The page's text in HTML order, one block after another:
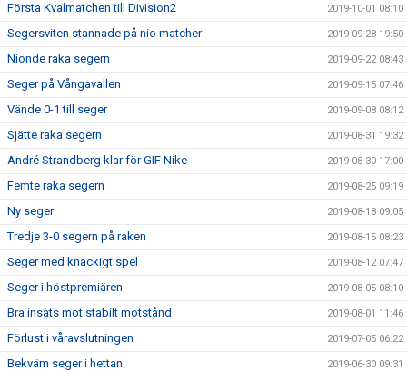
Första Kvalmatchen till Division2 2019-10-01 08:10
Segersviten stannade på nio matcher 2019-09-28 19:50
Nionde raka segern 2019-09-22 08:43
Seger på Vångavallen 2019-09-15 07:46
Vände 0-1 till seger 2019-09-08 08:12
Sjätte raka segern 2019-08-31 19:32
André Strandberg klar för GIF Nike 2019-08-30 17:00
Femte raka segern 2019-08-25 09:19
Ny seger 2019-08-18 09:05
Tredje 3-0 segern på raken 2019-08-15 08:23
Seger med knackigt spel 2019-08-12 07:47
Seger i höstpremiären 2019-08-05 08:10
Bra insats mot stabilt motstånd 2019-08-01 11:46
Förlust i våravslutningen 2019-07-05 06:22
Bekväm seger i hettan 2019-06-30 09:31